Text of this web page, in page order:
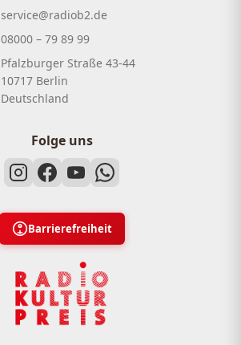
service@radiob2.de
08000 – 79 89 99
Pfalzburger Straße 43-44
10717 Berlin
Deutschland
Folge uns
Barrierefreiheit